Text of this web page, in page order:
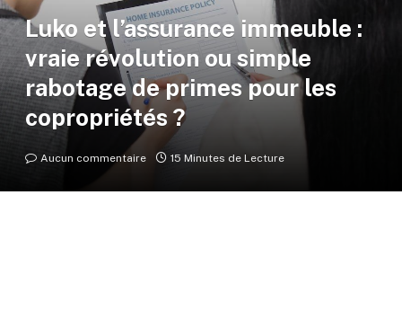
Luko et l’assurance immeuble :
vraie révolution ou simple
rabotage de primes pour les
copropriétés ?
Aucun commentaire 15 Minutes de Lecture